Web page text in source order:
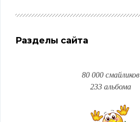
Разделы сайта
80 000 смайликов
233 альбома